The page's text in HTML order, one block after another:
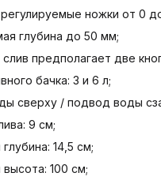
ножки от 0
глубина до 50 мм;
предполагает две
бачка: 3 и 6 л;
сверху / подвод воды
9 см;
14,5 см;
100 см;